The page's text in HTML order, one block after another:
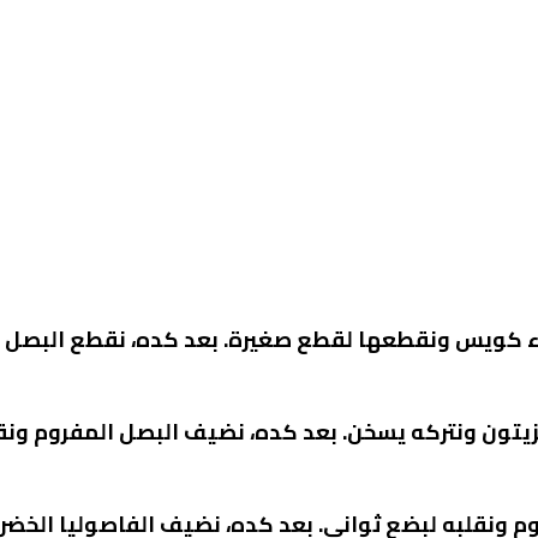
كويس ونقطعها لقطع صغيرة. بعد كده، نقطع البصل
ونتركه يسخن. بعد كده، نضيف البصل المفروم